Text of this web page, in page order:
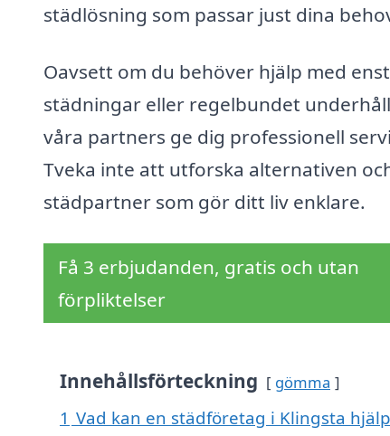
städlösning som passar just dina
Oavsett om du behöver hjälp med
städningar eller regelbundet
våra partners ge dig professionell
Tveka inte att utforska alternativen
städpartner som gör ditt liv enklare.
Få 3 erbjudanden, gratis och utan
förpliktelser
Innehållsförteckning gömma
1 Vad kan en städföretag i Klingsta